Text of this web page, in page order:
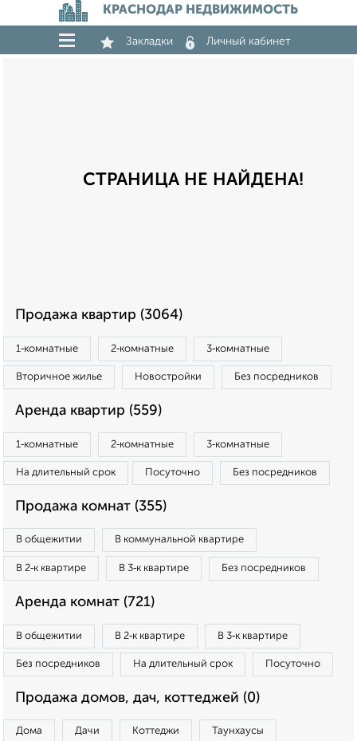
КРАСНОДАР НЕДВИЖИМОСТЬ
Закладки Личный кабинет
СТРАНИЦА НЕ НАЙДЕНА!
Продажа квартир (3064)
1‑комнатные 2‑комнатные 3‑комнатные
Вторичное жилье Новостройки Без посредников
Аренда квартир (559)
1‑комнатные 2‑комнатные 3‑комнатные
На длительный срок Посуточно Без посредников
Продажа комнат (355)
В общежитии В коммунальной квартире
В 2‑к квартире В 3‑к квартире Без посредников
Аренда комнат (721)
В общежитии В 2‑к квартире В 3‑к квартире
Без посредников На длительный срок Посуточно
Продажа домов, дач, коттеджей (0)
Дома Дачи Коттеджи Таунхаусы